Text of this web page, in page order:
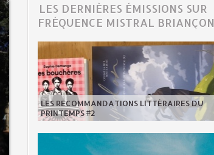
LES DERNIÈRES ÉMISSIONS SUR
FRÉQUENCE MISTRAL BRIANÇON
LES RECOMMANDATIONS LITTÉRAIRES DU
PRINTEMPS #2